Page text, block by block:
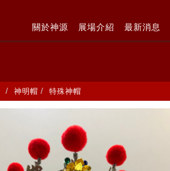
關於神源 展場介紹 最新消息
神明帽 特殊神帽